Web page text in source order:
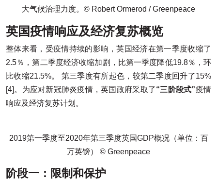
大气候治理力度。© Robert Ormerod / Greenpeace
英国疫情响应及经济复苏概览
整体来看，受疫情持续的影响，英国经济在第一季度收缩了
2.5％，第二季度经济收缩加剧，比第一季度降低19.8％，环
比收缩21.5%。 第三季度有所起色，较第二季度回升了15%
[4]。为应对新冠肺炎疫情，英国政府采取了“三阶段式”疫情
响应及经济复苏计划。
2019第一季度至2020年第三季度英国GDP概况（单位：百
万英镑） © Greenpeace
阶段一：限制和保护